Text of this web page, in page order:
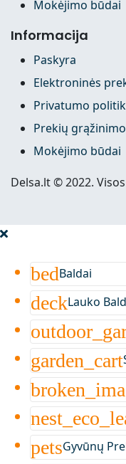
Mokėjimo būdai
Informacija
Paskyra
Elektroninės
Privatumo
Prekių
Mokėjimo būdai
Delsa.lt © 2022.
bedBaldai
deckLauko
garden_cart
petsGyvūnų